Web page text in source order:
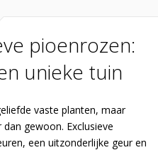
pioenrozen:
unieke tuin
vaste planten, maar
gewoon. Exclusieve
een uitzonderlijke geur en